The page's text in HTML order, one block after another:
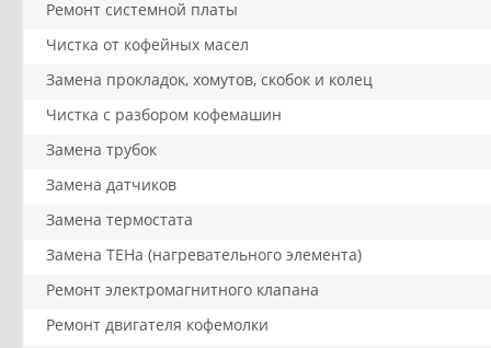
Ремонт системной платы
Чистка от кофейных масел
Замена прокладок, хомутов, скобок и колец
Чистка с разбором кофемашин
Замена трубок
Замена датчиков
Замена термостата
Замена ТЕНа (нагревательного элемента)
Ремонт электромагнитного клапана
Ремонт двигателя кофемолки